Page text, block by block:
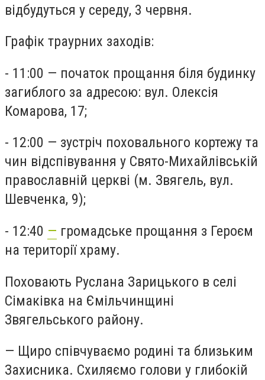
відбудуться у середу, 3 червня.
Графік траурних заходів:
- 11:00 — початок прощання біля будинку
загиблого за адресою: вул. Олексія
Комарова, 17;
- 12:00 — зустріч поховального кортежу та
чин відспівування у Свято-Михайлівській
православній церкві (м. Звягель, вул.
Шевченка, 9);
- 12:40 — громадське прощання з Героєм
на території храму.
Поховають Руслана Зарицького в селі
Сімаківка на Ємільчинщині
Звягельського району.
— Щиро співчуваємо родині та близьким
Захисника. Схиляємо голови у глибокій